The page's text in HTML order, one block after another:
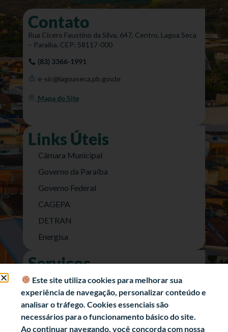
Contato
Rua Cícero Faustino da Silva, 647, Centro, Lagoa Seca
– Paraíba. CEP: 58117-000
(83) 3366-1991
e-sic@lagoaseca.pb.gov.br
Mapa do Site
Links Úteis
Câmara Municipal
Governo da Paraíba
Governo Federal
CAGEPA
DETRAN
Energisa
Serviços
Nota Fiscal Eletrônica
e-SIC (Acesso a Informação)
Transparência Fiscal
História
Este site utiliza cookies para melhorar sua
experiência de navegação, personalizar conteúdo e
analisar o tráfego. Cookies essenciais são
necessários para o funcionamento básico do site.
Ao continuar navegando, você concorda com nossa